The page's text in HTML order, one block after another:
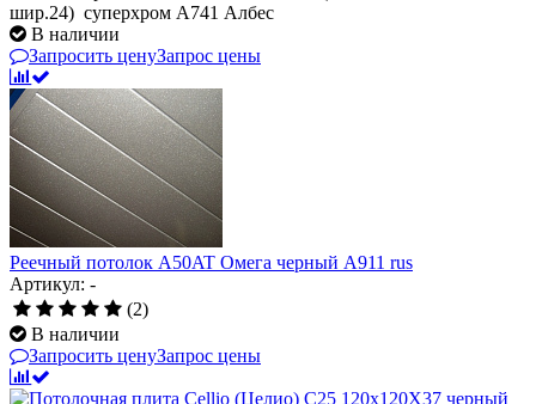
шир.24) суперхром А741 Албес
В наличии
Запросить ценуЗапрос цены
Реечный потолок A50AT Омега черный А911 rus
Артикул: -
(2)
В наличии
Запросить ценуЗапрос цены